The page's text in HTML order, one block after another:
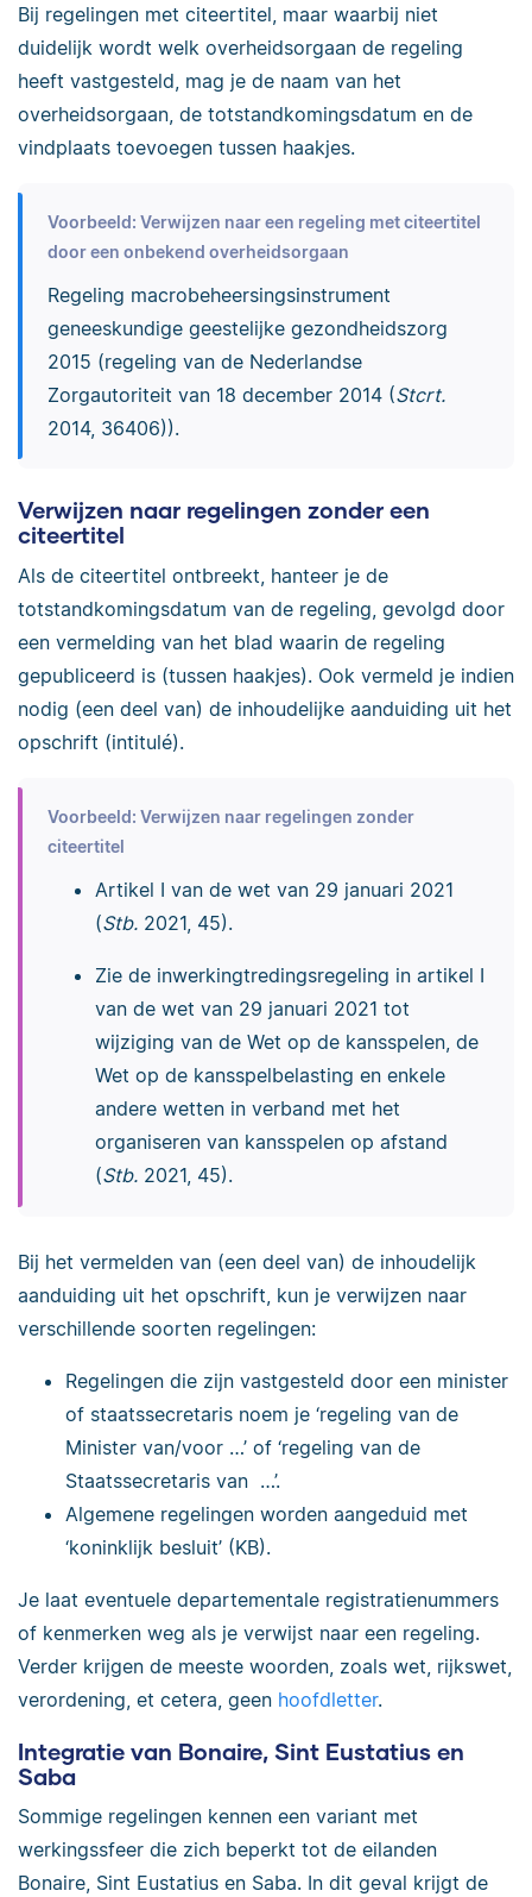
Bij regelingen met citeertitel, maar waarbij niet
duidelijk wordt welk overheidsorgaan de regeling
heeft vastgesteld, mag je de naam van het
overheidsorgaan, de totstandkomingsdatum en de
vindplaats toevoegen tussen haakjes.
Voorbeeld: Verwijzen naar een regeling met citeertitel
door een onbekend overheidsorgaan
Regeling macrobeheersingsinstrument
geneeskundige geestelijke gezondheidszorg
2015 (regeling van de Nederlandse
Zorgautoriteit van 18 december 2014 (Stcrt.
2014, 36406)).
Verwijzen naar regelingen zonder een
citeertitel
Als de citeertitel ontbreekt, hanteer je de
totstandkomingsdatum van de regeling, gevolgd door
een vermelding van het blad waarin de regeling
gepubliceerd is (tussen haakjes). Ook vermeld je indien
nodig (een deel van) de inhoudelijke aanduiding uit het
opschrift (intitulé).
Voorbeeld: Verwijzen naar regelingen zonder
citeertitel
Artikel I van de wet van 29 januari 2021
(Stb.2021, 45).
Zie de inwerkingtredingsregeling in artikel I
van de wet van 29 januari 2021 tot
wijziging van de Wet op de kansspelen, de
Wet op de kansspelbelasting en enkele
andere wetten in verband met het
organiseren van kansspelen op afstand
(Stb.2021, 45).
Bij het vermelden van (een deel van) de inhoudelijk
aanduiding uit het opschrift, kun je verwijzen naar
verschillende soorten regelingen:
Regelingen die zijn vastgesteld door een minister
of staatssecretaris noem je ‘regeling van de
Minister van/voor …’ of ‘regeling van de
Staatssecretaris van …’.
Algemene regelingen worden aangeduid met
‘koninklijk besluit’ (KB).
Je laat eventuele departementale registratienummers
of kenmerken weg als je verwijst naar een regeling.
Verder krijgen de meeste woorden, zoals wet, rijkswet,
verordening, et cetera, geen hoofdletter.
Integratie van Bonaire, Sint Eustatius en
Saba
Sommige regelingen kennen een variant met
werkingssfeer die zich beperkt tot de eilanden
Bonaire, Sint Eustatius en Saba. In dit geval krijgt de